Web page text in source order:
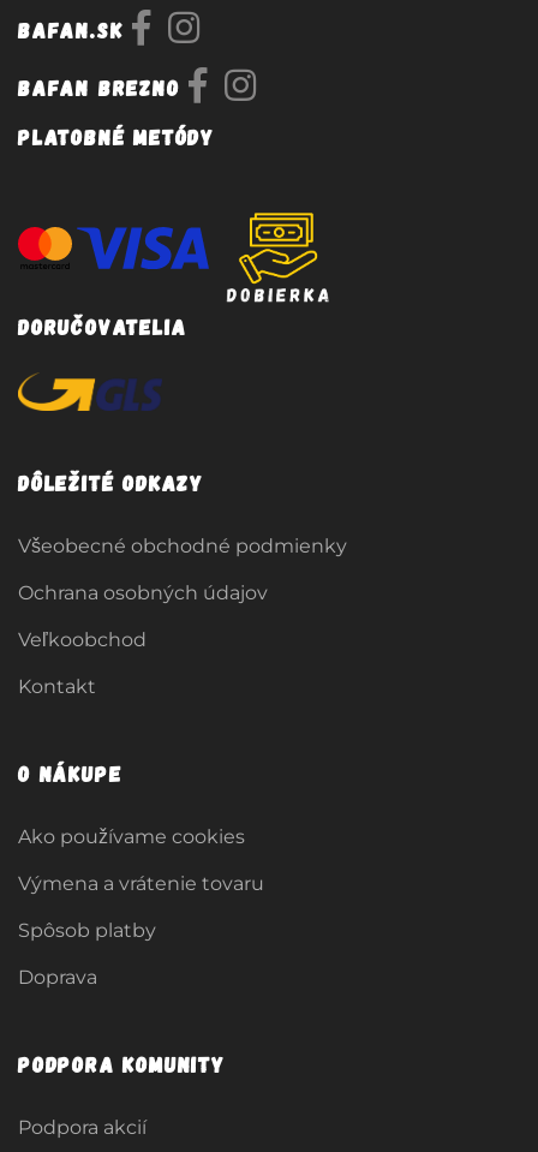
Bafan.sk
Bafan Brezno
Platobné metódy
Doručovatelia
Dôležité odkazy
Všeobecné obchodné podmienky
Ochrana osobných údajov
Veľkoobchod
Kontakt
O nákupe
Ako používame cookies
Výmena a vrátenie tovaru
Spôsob platby
Doprava
Podpora komunity
Podpora akcií